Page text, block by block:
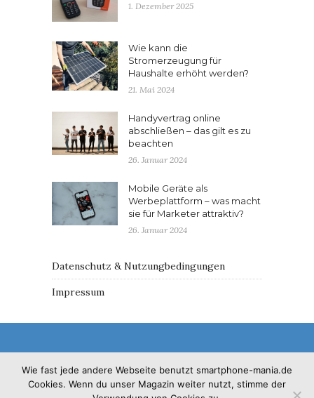
1. Dezember 2025
Wie kann die
Stromerzeugung für
Haushalte erhöht werden?
21. Mai 2024
Handyvertrag online
abschließen – das gilt es zu
beachten
26. Januar 2024
Mobile Geräte als
Werbeplattform – was macht
sie für Marketer attraktiv?
26. Januar 2024
Datenschutz & Nutzungbedingungen
Impressum
© 2017 - Solo Pine. All Rights Reserved. Designed &
Wie fast jede andere Webseite benutzt smartphone-mania.de
Cookies. Wenn du unser Magazin weiter nutzt, stimme der